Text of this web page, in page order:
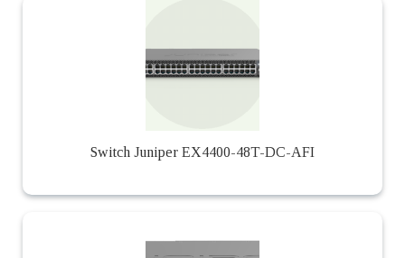
Switch Juniper EX4400-48T-DC-AFI